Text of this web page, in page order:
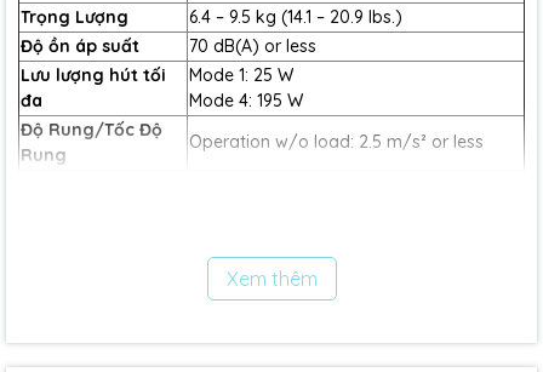
Trọng Lượng
6.4 – 9.5 kg (14.1 – 20.9 lbs.)
Độ ồn áp suất
70 dB(A) or less
Lưu lượng hút tối
đa
Mode 1: 25 W
Mode 4: 195 W
Độ Rung/Tốc Độ
Rung
Operation w/o load: 2.5 m/s² or less
Tên thương hiệu: Makita
Lĩnh vực hoạt động: sản xuất các sản phẩm công nghiệp, dụng
Xem thêm